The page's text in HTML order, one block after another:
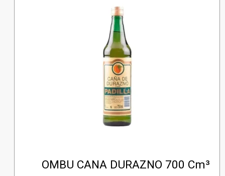
OMBU CANA DURAZNO 700 Cm³